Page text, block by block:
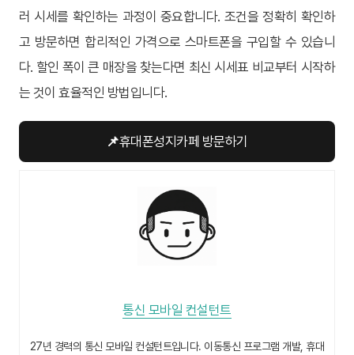
러 시세를 확인하는 과정이 중요합니다. 조건을 정확히 확인하
고 방문하면 합리적인 가격으로 스마트폰을 구입할 수 있습니
다. 할인 폭이 큰 매장을 찾는다면 최신 시세표 비교부터 시작하
는 것이 효율적인 방법입니다.
📌휴대폰성지카페 방문하기
통신 모바일 컨설턴트
27년 경력의 통신 모바일 컨설턴트입니다. 이동통신 프로그램 개발, 휴대